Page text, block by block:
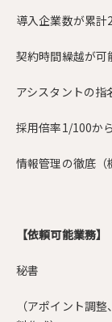
導入企業数が累計
契約時間繰越が可
アシスタントの指
採用倍率1/100か
情報管理の徹底（
【依頼可能業務】
秘書
（アポイント調